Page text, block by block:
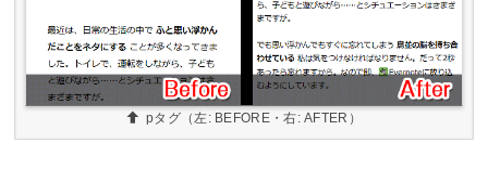
pタグ（左: BEFORE・右: AFTER）